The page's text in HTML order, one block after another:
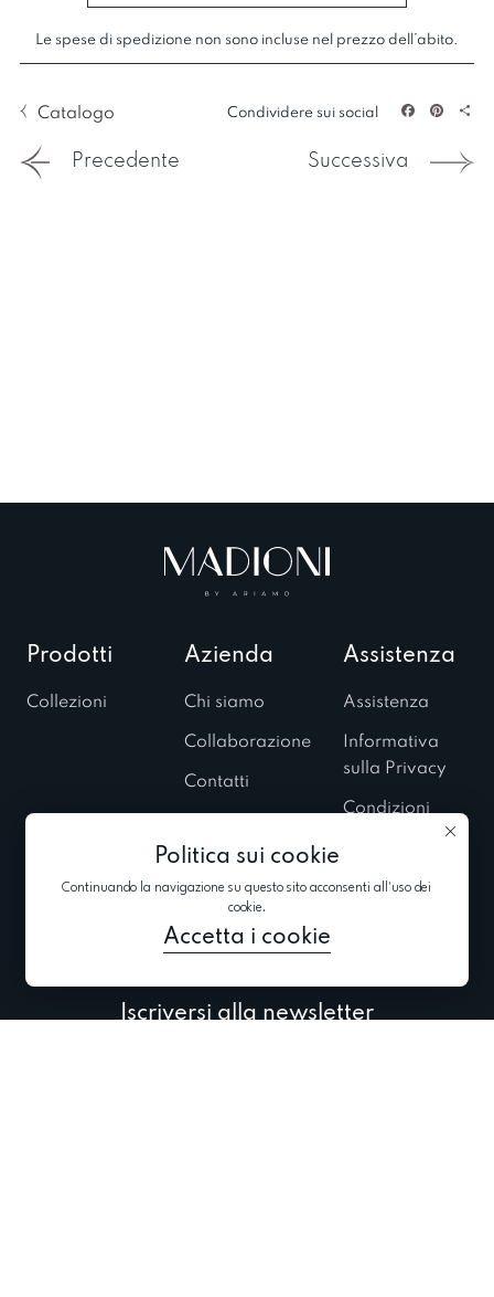
Le spese di spedizione non sono incluse nel prezzo dell’abito.
Catalogo Condividere sui social
Precedente
Successiva
Politica sui cookie
Continuando la navigazione su questo sito acconsenti all'uso dei
cookie.
Accetta i cookie
Prodotti
Collezioni
Azienda
Chi siamo
Collaborazione
Contatti
Esposizioni
private
Blog
Assistenza
Assistenza
Informativa
sulla Privacy
Condizioni
Iscriversi alla newsletter